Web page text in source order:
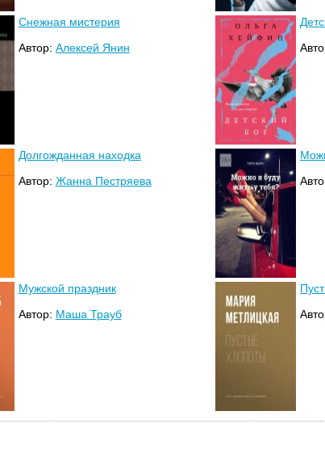
Снежная мистерия
Автор: Алексей Янин
Долгожданная находка
Автор: Жанна Пестряева
Мужской праздник
Автор: Маша Трауб